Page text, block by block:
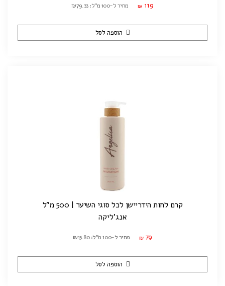
₪ 119 מחיר ל-100 מ"ל: ₪79.33
הוספה לסל
קרם לחות הידריישן לכל סוגי השיער | 500 מ"ל
אנג'ליקה
₪ 79 מחיר ל-100 מ"ל: ₪15.80
הוספה לסל